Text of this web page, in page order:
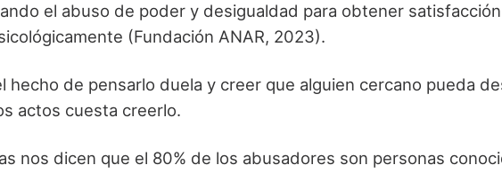
el abuso de poder y desigualdad para obtener
(Fundación ANAR, 2023).
hecho de pensarlo duela y creer que alguien cercano pueda
actos cuesta creerlo.
nos dicen que el 80% de los abusadores son personas